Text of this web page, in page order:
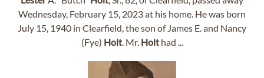
Wednesday, February 15, 2023 at his home. He was born
July 15, 1940 in Clearfield, the son of James E. and Nancy
(Fye) Holt. Mr. Holthad ...